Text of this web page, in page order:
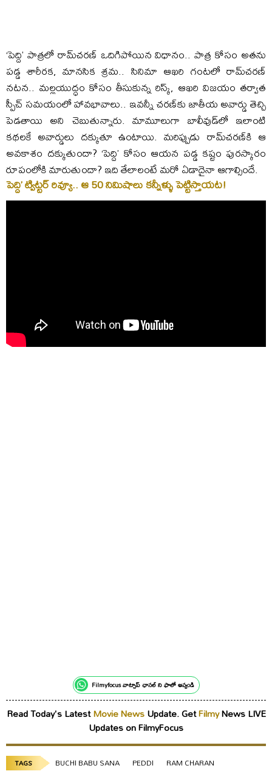
‘పెద్ది’ పాత్రలో రామ్‌చరణ్‌ ఒదిగిపోయిన విధానం.. పాత్ర కోసం అతను
పడ్డ శారీరక, మానసిక శ్రమ.. సినిమా ఆఖరి గంటలో రామ్‌చరణ్‌
నటన.. మల్లయుద్ధం కోసం తీసుకున్న రిస్క్‌, ఆఖరి విజయం తర్వాత
స్పీచ్‌ సమయంలో హావభావాలు.. ఇవన్నీ చరణ్‌కు జాతీయ అవార్డు తెచ్చి
పెడతాయి అని చెబుతున్నారు. మామూలుగా బాలీవుడ్‌లో ఇలాంటి
కథలకే అవార్డులు దక్కుతూ ఉంటాయి. మరిప్పుడు రామ్‌చరణ్‌కి ఆ
అవకాశం దక్కుతుందా? ‘పెద్ది’ కోసం ఆయన పడ్డ కష్టం పురస్కారం
రూపంలోకి మారుతుందా? ఇది తేలాలంటే మరో ఏడాదైనా ఆగాల్సిందే.
పెద్ది’ ట్విట్టర్ రివ్యూ.. ఆ 50 నిమిషాలు కన్నీళ్ళు పెట్టిస్తాయట!
Filmyfocus వాట్సాప్ ఛానల్ ని ఫాలో అవ్వండి
Read Today's LatestMovie NewsUpdate. GetFilmyNews LIVE
Updates on FilmyFocus
TAGS BUCHI BABU SANA PEDDI RAM CHARAN